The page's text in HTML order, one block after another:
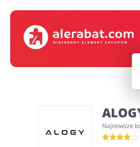
Turystyka i Podróże
Najnowsze